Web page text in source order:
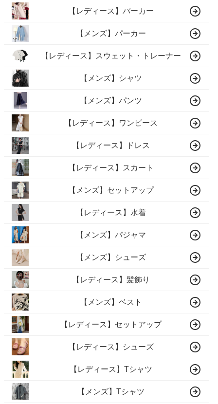
【レディース】パーカー
【メンズ】パーカー
【レディース】スウェット・トレーナー
【メンズ】シャツ
【メンズ】パンツ
【レディース】ワンピース
【レディース】ドレス
【レディース】スカート
【メンズ】セットアップ
【レディース】水着
【メンズ】パジャマ
【メンズ】シューズ
【レディース】髪飾り
【メンズ】ベスト
【レディース】セットアップ
【レディース】シューズ
【レディース】Tシャツ
【メンズ】Tシャツ